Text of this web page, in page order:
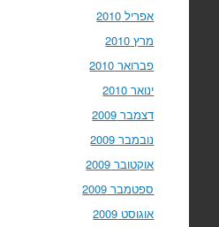
אפריל 2010
מרץ 2010
פברואר 2010
ינואר 2010
דצמבר 2009
נובמבר 2009
אוקטובר 2009
ספטמבר 2009
אוגוסט 2009